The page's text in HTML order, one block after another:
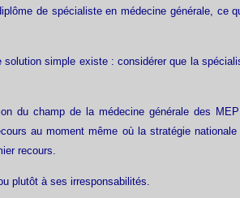
de spécialiste en médecine générale, ce
simple existe : considérer que la
du champ de la médecine générale des
au moment même où la stratégie
recours.
plutôt à ses irresponsabilités.